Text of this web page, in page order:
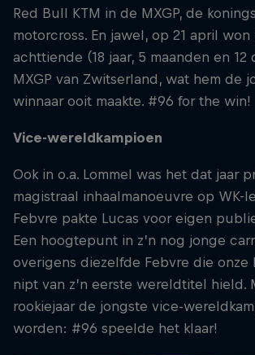
Red Bull KTM in de MXGP, de
motorcross. En jawel, op 21 april won
achttiende (18 jaar, 5 maanden en 12
MXGP van Zwitserland, wat hem de
winnaar ooit maakte. #96 for the win!
Vice-wereldkampioen
Ook in o.a. Lommel was het dat jaar
magistraal inhaalmanoeuvre op WK-
Febvre pakte Lucas voor eigen
Een hoogtepunt in z’n nog jonge
overigens diezelfde Febvre die onze
nipt van z’n eerste wereldtitel hield.
rookiejaar de jongste vice-
worden: #96 speelde het klaar!